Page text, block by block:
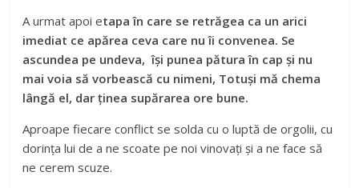
A urmat apoi etapa în care se retrăgea ca un arici
imediat ce apărea ceva care nu îi convenea. Se
ascundea pe undeva, își punea pătura în cap și nu
mai voia să vorbească cu nimeni, Totuși mă chema
lângă el, dar ținea supărarea ore bune.
Aproape fiecare conflict se solda cu o luptă de orgolii, cu
dorința lui de a ne scoate pe noi vinovați și a ne face să
ne cerem scuze.